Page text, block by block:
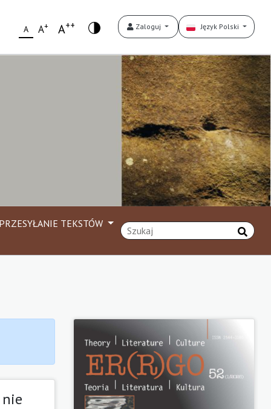
A A+ A++ Zaloguj Język Polski
PRZESYŁANIE TEKSTÓW